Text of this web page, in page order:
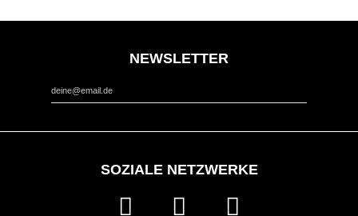
NEWSLETTER
SOZIALE NETZWERKE